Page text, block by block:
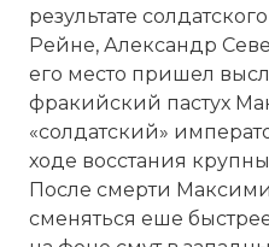
результате
Рейне, Александр
его место пришел
фракийский пастух
«солдатский»
ходе восстания
После смерти
сменяться еше